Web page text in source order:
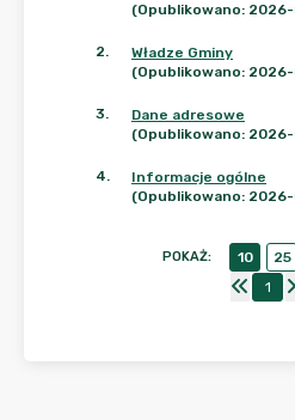
(Opublikowano:
2.
Władze Gminy
(Opublikowano:
3.
Dane adresowe
(Opublikowano:
4.
Informacje ogólne
(Opublikowano:
POKAŻ: 10 25
1